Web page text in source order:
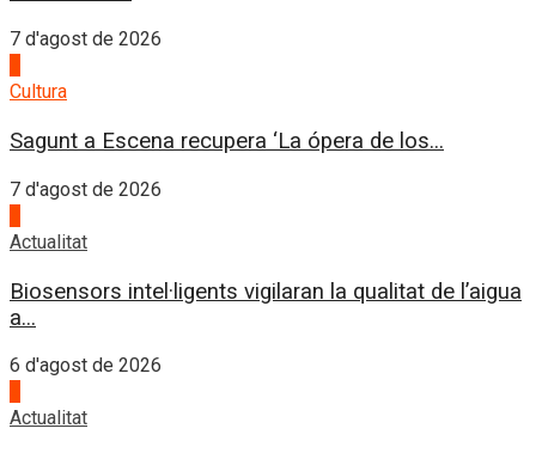
7 d'agost de 2026
Cultura
Sagunt a Escena recupera ‘La ópera de los...
7 d'agost de 2026
Actualitat
Biosensors intel·ligents vigilaran la qualitat de l’aigua
a...
6 d'agost de 2026
Actualitat